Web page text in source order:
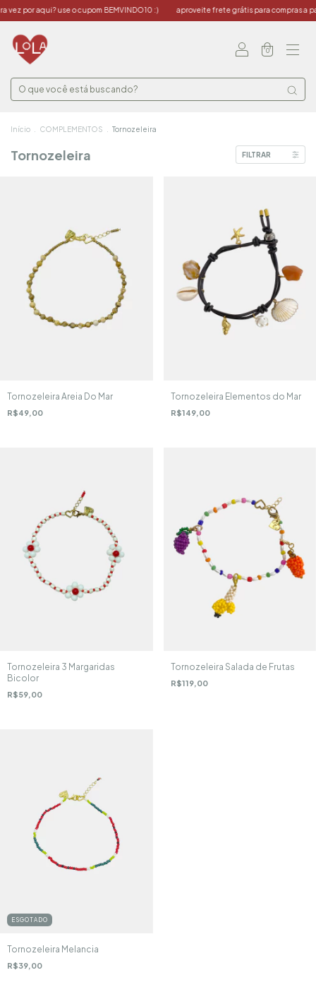
por aqui? use o cupom BEMVINDO10 :) aproveite frete grátis para compras a
0
Início COMPLEMENTOS Tornozeleira
Tornozeleira FILTRAR
Tornozeleira Areia Do Mar
R$49,00
Tornozeleira Elementos do Mar
R$149,00
Tornozeleira 3 Margaridas
Bicolor
R$59,00
Tornozeleira Salada de Frutas
R$119,00
ESGOTADO
Tornozeleira Melancia
R$39,00